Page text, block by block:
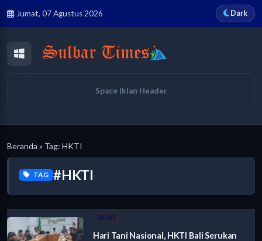
Jumat, 07 Agustus 2026 Dark
Space Iklan Header
Beranda » Tag: HKTI
TAG #HKTI
NEWS
Hari Tani Nasional, HKTI Bali Serukan